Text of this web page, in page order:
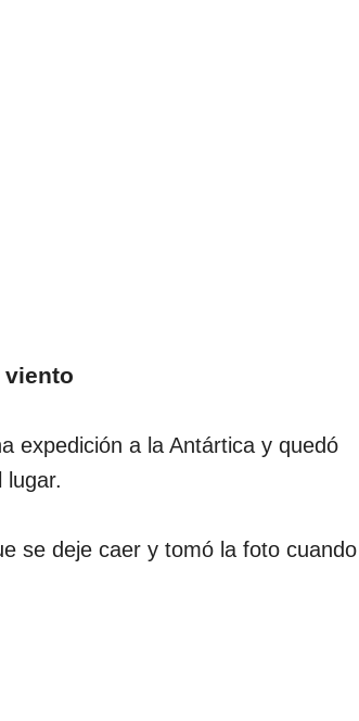
viento
expedición a la Antártica y quedó
lugar.
se deje caer y tomó la foto cuando